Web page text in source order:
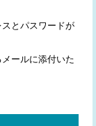
とパスワードが
ールに添付いた